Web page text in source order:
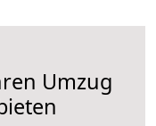
Umzug